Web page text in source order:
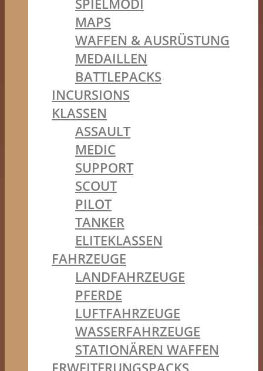
SPIELMODI
MAPS
WAFFEN & AUSRÜSTUNG
MEDAILLEN
BATTLEPACKS
INCURSIONS
KLASSEN
ASSAULT
MEDIC
SUPPORT
SCOUT
PILOT
TANKER
ELITEKLASSEN
FAHRZEUGE
LANDFAHRZEUGE
PFERDE
LUFTFAHRZEUGE
WASSERFAHRZEUGE
STATIONÄREN WAFFEN